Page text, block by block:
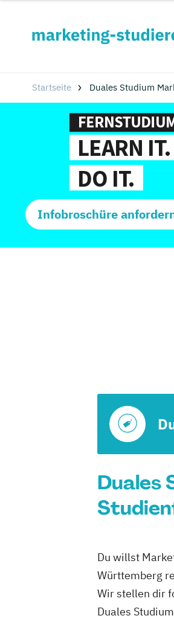
Startseite Duales Studium
Infobroschüre
Duales
Du willst
Württemberg
Wir stellen dir
Duales